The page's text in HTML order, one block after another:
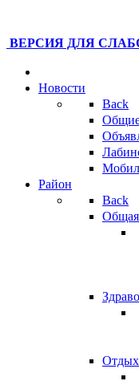
ВЕРСИЯ ДЛЯ
Новости
Back
Район
Back